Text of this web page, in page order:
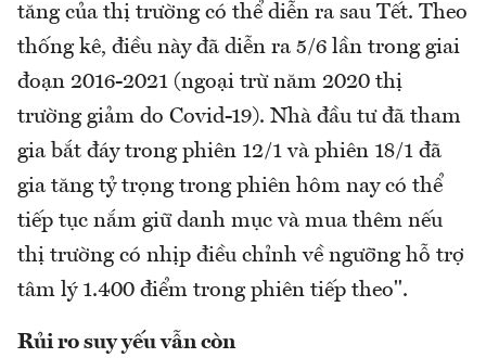
tăng của thị trường có thể diễn ra sau Tết. Theo
thống kê, điều này đã diễn ra 5/6 lần trong giai
đoạn 2016-2021 (ngoại trừ năm 2020 thị
trường giảm do Covid-19). Nhà đầu tư đã tham
gia bắt đáy trong phiên 12/1 và phiên 18/1 đã
gia tăng tỷ trọng trong phiên hôm nay có thể
tiếp tục nắm giữ danh mục và mua thêm nếu
thị trường có nhịp điều chỉnh về ngưỡng hỗ trợ
tâm lý 1.400 điểm trong phiên tiếp theo".
Rủi ro suy yếu vẫn còn